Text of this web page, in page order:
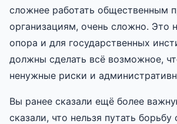
сложнее работать общественным
организациям, очень сложно. Это
опора и для государственных
должны сделать всё возможное,
ненужные риски и
Вы ранее сказали ещё более
сказали, что нельзя путать